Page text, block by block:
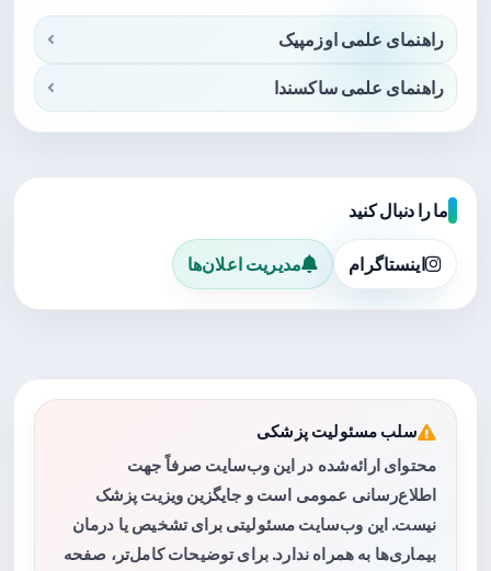
راهنمای علمی اوزمپیک
راهنمای علمی ساکسندا
ما را دنبال کنید
اینستاگرام مدیریت اعلان‌ها
سلب مسئولیت پزشکی
محتوای ارائه‌شده در این وب‌سایت صرفاً جهت
اطلاع‌رسانی عمومی است و جایگزین ویزیت پزشک
نیست. این وب‌سایت مسئولیتی برای تشخیص یا درمان
بیماری‌ها به همراه ندارد. برای توضیحات کامل‌تر، صفحه